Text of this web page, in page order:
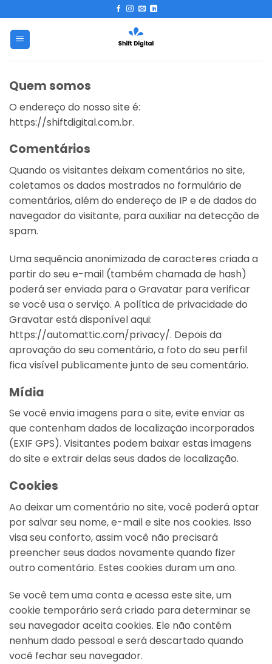
to
content
Quem somos
O endereço do nosso site é:
https://shiftdigital.com.br.
Comentários
Quando os visitantes deixam comentários no site,
coletamos os dados mostrados no formulário de
comentários, além do endereço de IP e de dados do
navegador do visitante, para auxiliar na detecção de
spam.
Uma sequência anonimizada de caracteres criada a
partir do seu e-mail (também chamada de hash)
poderá ser enviada para o Gravatar para verificar
se você usa o serviço. A política de privacidade do
Gravatar está disponível aqui:
https://automattic.com/privacy/. Depois da
aprovação do seu comentário, a foto do seu perfil
fica visível publicamente junto de seu comentário.
Mídia
Se você envia imagens para o site, evite enviar as
que contenham dados de localização incorporados
(EXIF GPS). Visitantes podem baixar estas imagens
do site e extrair delas seus dados de localização.
Cookies
Ao deixar um comentário no site, você poderá optar
por salvar seu nome, e-mail e site nos cookies. Isso
visa seu conforto, assim você não precisará
preencher seus dados novamente quando fizer
outro comentário. Estes cookies duram um ano.
Se você tem uma conta e acessa este site, um
cookie temporário será criado para determinar se
seu navegador aceita cookies. Ele não contém
nenhum dado pessoal e será descartado quando
você fechar seu navegador.